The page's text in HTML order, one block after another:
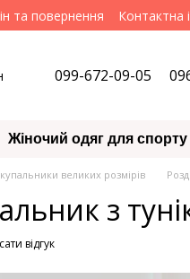
та повернення Контактна
099-672-09-05
Жіночий одяг для спорту
великих розмірів
з
відгук